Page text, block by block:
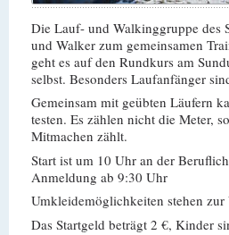
Die Lauf- und Walkinggruppe
und Walker zum gemeinsamen
geht es auf den Rundkurs am
selbst. Besonders Laufanfänger
Gemeinsam mit geübten Läufern
testen. Es zählen nicht die Meter,
Mitmachen zählt.
Start ist um 10 Uhr an der
Anmeldung ab 9:30 Uhr
Umkleidemöglichkeiten stehen
Das Startgeld beträgt 2 €, Kinder